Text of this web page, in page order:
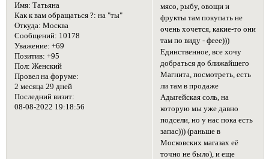
Имя: Татьяна
Как к вам обращаться ?: на "ты"
Откуда: Москва
Сообщений: 10178
Уважение: +69
Позитив: +95
Пол: Женский
Провел на форуме:
2 месяца 29 дней
Последний визит:
08-08-2022 19:18:56
мясо, рыбу, овощи и
фрукты там покупать не
очень хочется, какие-то они
там по виду - феее)))
Единственное, все хочу
добраться до ближайшего
Магнита, посмотреть, есть
ли там в продаже
Адыгейская соль, на
которую мы уже давно
подсели, но у нас пока есть
запас))) (раньше в
Московских магазах её
точно не было), и еще